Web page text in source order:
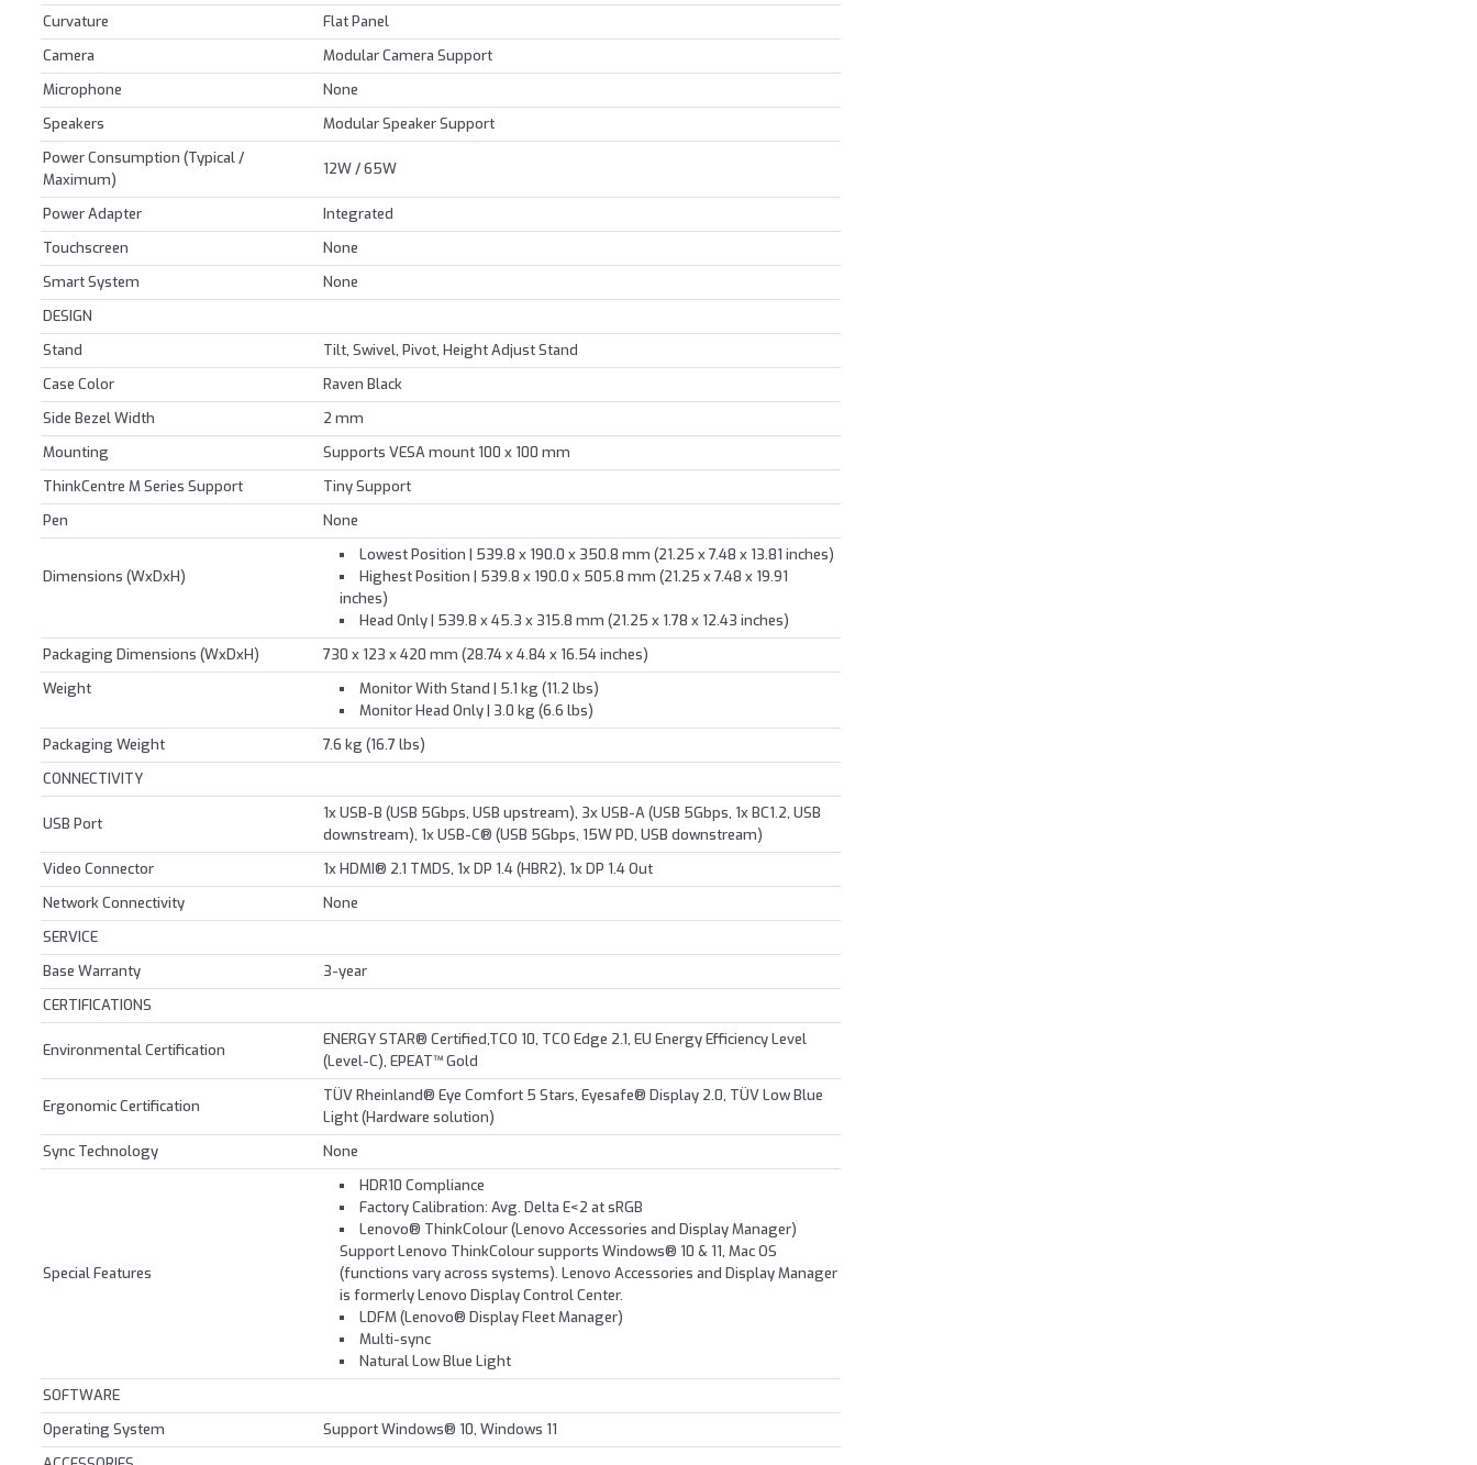
Curvature
Flat Panel
Camera
Modular Camera Support
Microphone
None
Speakers
Modular Speaker Support
Power Consumption (Typical /
Maximum)
12W / 65W
Power Adapter
Integrated
Touchscreen
None
Smart System
None
DESIGN
Stand
Tilt, Swivel, Pivot, Height Adjust Stand
Case Color
Raven Black
Side Bezel Width
2 mm
Mounting
Supports VESA mount 100 x 100 mm
ThinkCentre M Series Support
Tiny Support
Pen
None
Dimensions (WxDxH)
Lowest Position | 539.8 x 190.0 x 350.8 mm (21.25 x 7.48 x 13.81 inches)
Highest Position | 539.8 x 190.0 x 505.8 mm (21.25 x 7.48 x 19.91
inches)
Head Only | 539.8 x 45.3 x 315.8 mm (21.25 x 1.78 x 12.43 inches)
Packaging Dimensions (WxDxH)
730 x 123 x 420 mm (28.74 x 4.84 x 16.54 inches)
Weight
Monitor With Stand | 5.1 kg (11.2 lbs)
Monitor Head Only | 3.0 kg (6.6 lbs)
Packaging Weight
7.6 kg (16.7 lbs)
CONNECTIVITY
USB Port
1x USB-B (USB 5Gbps, USB upstream), 3x USB-A (USB 5Gbps, 1x BC1.2, USB
downstream), 1x USB-C® (USB 5Gbps, 15W PD, USB downstream)
Video Connector
1x HDMI® 2.1 TMDS, 1x DP 1.4 (HBR2), 1x DP 1.4 Out
Network Connectivity
None
SERVICE
Base Warranty
3-year
CERTIFICATIONS
Environmental Certification
ENERGY STAR® Certified,TCO 10, TCO Edge 2.1, EU Energy Efficiency Level
(Level-C), EPEAT™ Gold
Ergonomic Certification
TÜV Rheinland® Eye Comfort 5 Stars, Eyesafe® Display 2.0, TÜV Low Blue
Light (Hardware solution)
Sync Technology
None
Special Features
HDR10 Compliance
Factory Calibration: Avg. Delta E<2 at sRGB
Lenovo® ThinkColour (Lenovo Accessories and Display Manager)
Support Lenovo ThinkColour supports Windows® 10 & 11, Mac OS
(functions vary across systems). Lenovo Accessories and Display Manager
is formerly Lenovo Display Control Center.
LDFM (Lenovo® Display Fleet Manager)
Multi-sync
Natural Low Blue Light
SOFTWARE
Operating System
Support Windows® 10, Windows 11